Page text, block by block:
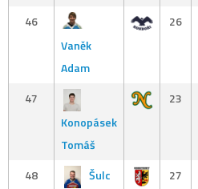
46
Vaněk
Adam
26
47
Konopásek
Tomáš
23
48
Šulc
27